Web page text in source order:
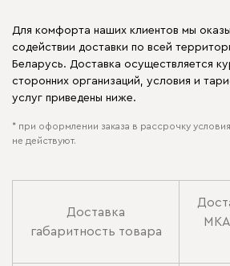
Для комфорта наших клиентов мы
содействии доставки по всей
Беларусь. Доставка осуществляется
сторонних организаций, условия и
услуг приведены ниже.
* при оформлении заказа в рассрочку
не действуют.
Доставка
габаритность товара